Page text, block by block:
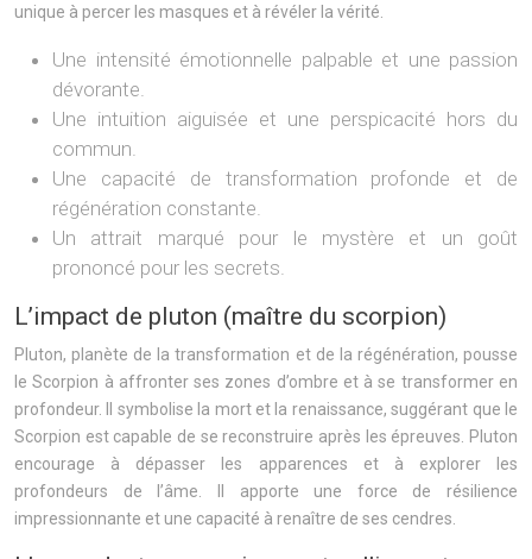
unique à percer les masques et à révéler la vérité.
Une intensité émotionnelle palpable et une passion
dévorante.
Une intuition aiguisée et une perspicacité hors du
commun.
Une capacité de transformation profonde et de
régénération constante.
Un attrait marqué pour le mystère et un goût
prononcé pour les secrets.
L’impact de pluton (maître du scorpion)
Pluton, planète de la transformation et de la régénération, pousse
le Scorpion à affronter ses zones d’ombre et à se transformer en
profondeur. Il symbolise la mort et la renaissance, suggérant que le
Scorpion est capable de se reconstruire après les épreuves. Pluton
encourage à dépasser les apparences et à explorer les
profondeurs de l’âme. Il apporte une force de résilience
impressionnante et une capacité à renaître de ses cendres.